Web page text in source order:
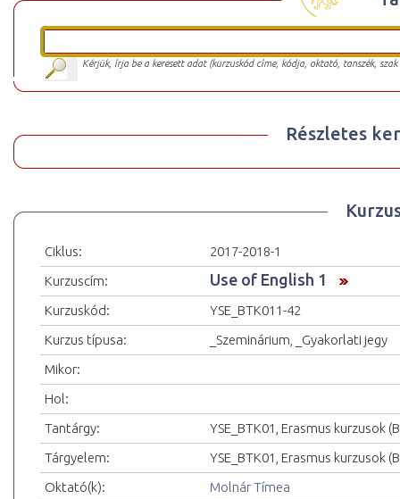
Kérjük, írja be a keresett adat (kurzuskód címe, kódja, oktató, tanszék,
Részletes
Ciklus:
2017-2018-1
Kurzuscím:
Use of English 1
Kurzuskód:
YSE_BTK011-42
Kurzus típusa:
_Szeminárium, _Gyakorlati jegy
Mikor:
Hol:
Tantárgy:
YSE_BTK01, Erasmus kurzusok
Tárgyelem:
YSE_BTK01, Erasmus kurzusok
Oktató(k):
Molnár Tímea